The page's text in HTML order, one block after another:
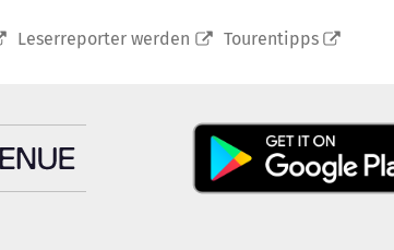
Leserreporter werden Tourentipps